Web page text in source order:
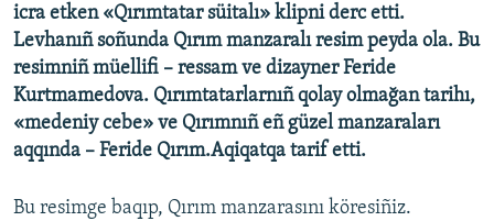
icra etken «Qırımtatar süitalı» klipni derc etti.
Levhanıñ soñunda Qırım manzaralı resim peyda ola. Bu
resimniñ müellifi – ressam ve dizayner Feride
Kurtmamedova. Qırımtatarlarnıñ qolay olmağan tarihı,
«medeniy cebe» ve Qırımnıñ eñ güzel manzaraları
aqqında – Feride Qırım.Aqiqatqa tarif etti.
Bu resimge baqıp, Qırım manzarasını köresiñiz.